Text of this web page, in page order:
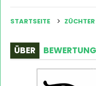
STARTSEITE ZÜCHTER
ÜBER